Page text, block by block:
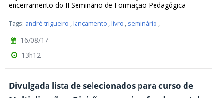
encerramento do II Seminário de Formação Pedagógica.
Tags: andré trigueiro ,lançamento ,livro , seminário ,
16/08/17
13h12
Divulgada lista de selecionados para curso de